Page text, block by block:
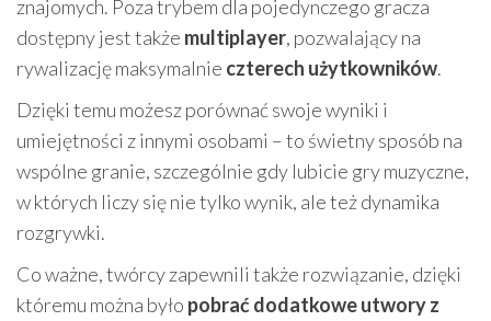
znajomych. Poza trybem dla pojedynczego gracza
dostępny jest także multiplayer, pozwalający na
rywalizację maksymalnie czterech użytkowników.
Dzięki temu możesz porównać swoje wyniki i
umiejętności z innymi osobami – to świetny sposób na
wspólne granie, szczególnie gdy lubicie gry muzyczne,
w których liczy się nie tylko wynik, ale też dynamika
rozgrywki.
Co ważne, twórcy zapewnili także rozwiązanie, dzięki
któremu można było pobrać dodatkowe utwory z